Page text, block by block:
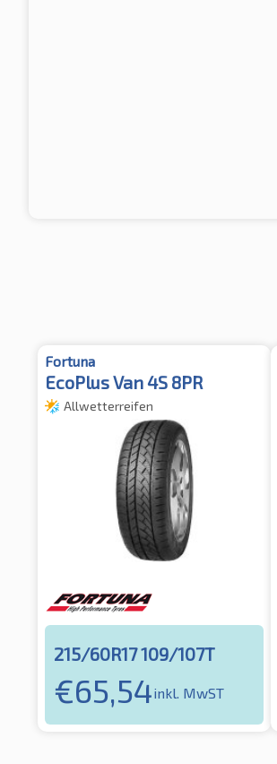
Fortuna
EcoPlus Van 4S 8PR
Allwetterreifen
215/60R17 109/107T
€65,54inkl. MwST